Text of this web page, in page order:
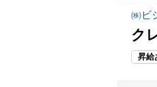
㈱ビ
ク
昇給